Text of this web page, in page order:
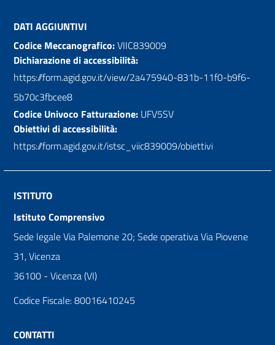
DATI AGGIUNTIVI
Codice Meccanografico:VIIC839009
Dichiarazione di accessibilità:
https://form.agid.gov.it/view/2a475940-831b-11f0-b9f6-
5b70c3fbcee8
Codice Univoco Fatturazione: UFV5SV
Obiettivi di accessibilità:
https://form.agid.gov.it/istsc_viic839009/obiettivi
ISTITUTO
Istituto Comprensivo
Sede legale Via Palemone 20; Sede operativa Via Piovene
31, Vicenza
36100 - Vicenza (VI)
Codice Fiscale: 80016410245
CONTATTI